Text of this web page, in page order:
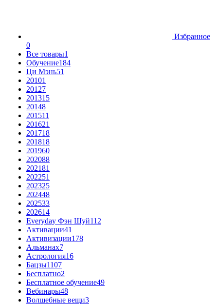
Избранное
0
Все товары1
Обучение184
Ци Мэнь51
20101
20127
201315
20148
201511
201621
201718
201818
201960
202088
202181
202251
202325
202448
202533
202614
Everyday Фэн Шуй112
Активации41
Активизации178
Альманах7
Астрология16
Бацзы1107
Бесплатно2
Бесплатное обучение49
Вебинары48
Волшебные вещи3